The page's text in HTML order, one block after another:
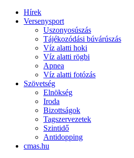
Hírek
Versenysport
Uszonyosúszás
Tájékozódási búvárúszás
Víz alatti hoki
Víz alatti rögbi
Apnea
Víz alatti fotózás
Szövetség
Elnökség
Iroda
Bizottságok
Tagszervezetek
Szintidő
Antidopping
cmas.hu